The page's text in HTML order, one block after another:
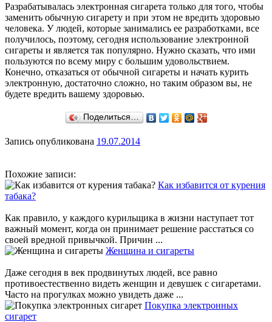
Разрабатывалась электронная сигарета только для того, чтобы
заменить обычную сигарету и при этом не вредить здоровью
человека. У людей, которые занимались ее разработками, все
получилось, поэтому, сегодня использование электронной
сигареты и является так популярно. Нужно сказать, что ими
пользуются по всему миру с большим удовольствием.
Конечно, отказаться от обычной сигареты и начать курить
электронную, достаточно сложно, но таким образом вы, не
будете вредить вашему здоровью.
Поделиться…
Запись опубликована 19.07.2014
Похожие записи:
Как избавится от курения
табака?
Как правило, у каждого курильщика в жизни наступает тот
важный момент, когда он принимает решение расстаться со
своей вредной привычкой. Причин ...
Женщина и сигареты
Даже сегодня в век продвинутых людей, все равно
противоестественно видеть женщин и девушек с сигаретами.
Часто на прогулках можно увидеть даже ...
Покупка электронных
сигарет